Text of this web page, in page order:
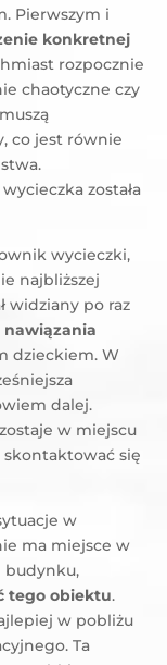
Pierwszym i
konkretnej
rozpocznie
chaotyczne czy
co jest równie
została
wycieczki,
najbliższej
widziany po raz
nawiązania
dzieckiem. W
dalej.
w miejscu
skontaktować się
w
ma miejsce w
budynku,
tego obiektu.
w pobliżu
Ta